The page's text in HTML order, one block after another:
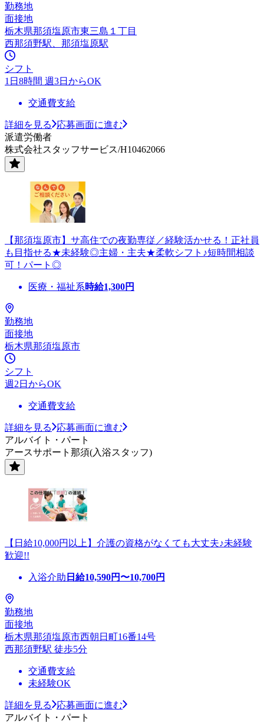
勤務地
面接地
栃木県那須塩原市東三島１丁目
西那須野駅、那須塩原駅
シフト
1日8時間 週3日からOK
交通費支給
詳細を見る
応募画面に進む
派遣労働者
株式会社スタッフサービス/H10462066
【那須塩原市】サ高住での夜勤専従／経験活かせる！正社員
も目指せる★未経験◎主婦・主夫★柔軟シフト♪短時間相談
可！パート◎
医療・福祉系時給1,300円
勤務地
面接地
栃木県那須塩原市
シフト
週2日からOK
交通費支給
詳細を見る
応募画面に進む
アルバイト・パート
アースサポート那須(入浴スタッフ)
【日給10,000円以上】介護の資格がなくても大丈夫♪未経験
歓迎!!
入浴介助 日給10,590円〜10,700円
勤務地
面接地
栃木県那須塩原市西朝日町16番14号
西那須野駅 徒歩5分
交通費支給
未経験OK
詳細を見る
応募画面に進む
アルバイト・パート